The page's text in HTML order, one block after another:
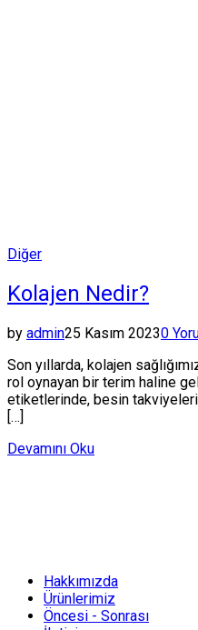
Posted
Diğer
Kolajen Nedir?
by admin25 Kasım 20230
Son yıllarda, kolajen
rol oynayan bir terim haline
etiketlerinde, besin
[…]
Devamını Oku
Hakkımızda
Ürünlerimiz
Öncesi - Sonrası